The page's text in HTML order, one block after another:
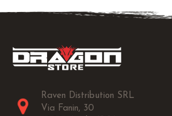
Raven Distribution SRL
Via Fanin, 30